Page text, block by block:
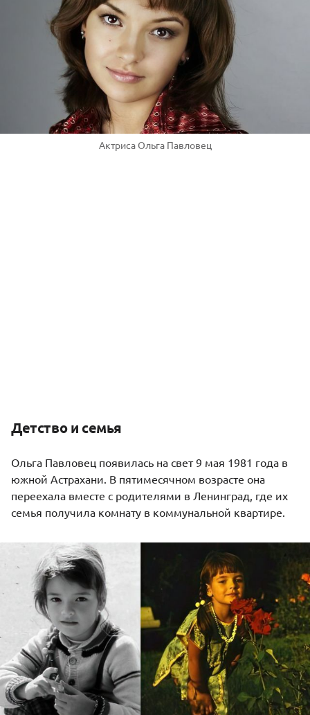
Актриса Ольга Павловец
Детство и семья
Ольга Павловец появилась на свет 9 мая 1981 года в
южной Астрахани. В пятимесячном возрасте она
переехала вместе с родителями в Ленинград, где их
семья получила комнату в коммунальной квартире.